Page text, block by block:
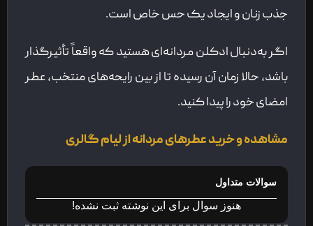
جذب زنان و ایجاد یک حس خاص است.
اگر به‌دنبال ادکلن مردانه‌ای هستید که واقعاً تأثیرگذار
باشد، حالا زمان آن رسیده تا از بین رایحه‌های منتخب، عطر
امضای خود را پیدا کنید.
مشاهده و خرید عطرهای مردانه از لیام گالری
سوالات متداول
هنوز سوال برای این نوشته ثبت نشده!